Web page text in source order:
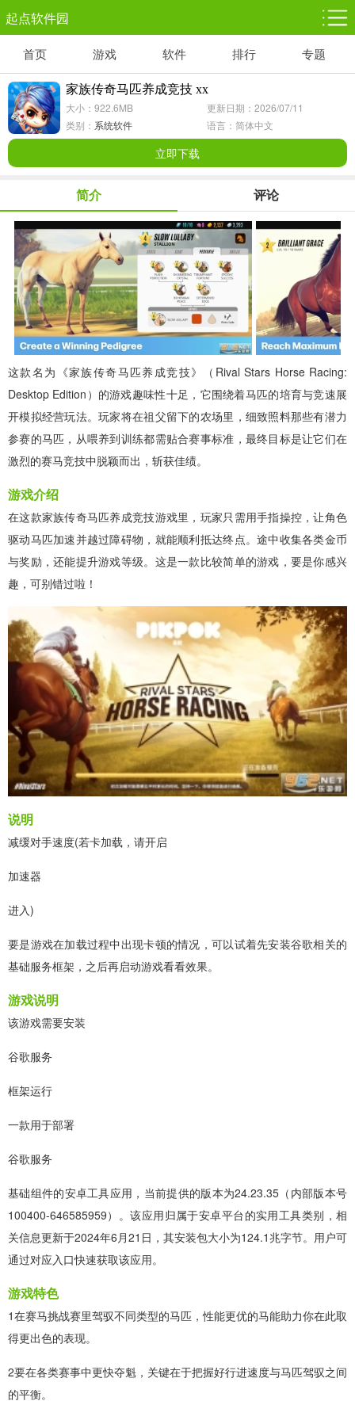
起点软件园
塔防游戏
1千+款游戏
休闲益智
1万+款游戏
体育竞技
5百+款游戏
角色扮演
3千+款游戏
3百+款游戏
动作射击
3百+款游戏
首页 游戏 软件 排行 专题
家族传奇马匹养成竞技 xx
大小：922.6MB
更新日期：2026/07/11
类别： 系统软件 语言：简体中文
立即下载
简介 评论
这款名为《家族传奇马匹养成竞技》（Rival Stars Horse Racing:
Desktop Edition）的游戏趣味性十足，它围绕着马匹的培育与竞速展
开模拟经营玩法。玩家将在祖父留下的农场里，细致照料那些有潜力
参赛的马匹，从喂养到训练都需贴合赛事标准，最终目标是让它们在
激烈的赛马竞技中脱颖而出，斩获佳绩。
游戏介绍
在这款家族传奇马匹养成竞技游戏里，玩家只需用手指操控，让角色
驱动马匹加速并越过障碍物，就能顺利抵达终点。途中收集各类金币
与奖励，还能提升游戏等级。这是一款比较简单的游戏，要是你感兴
趣，可别错过啦！
说明
减缓对手速度(若卡加载，请开启
加速器
进入)
要是游戏在加载过程中出现卡顿的情况，可以试着先安装谷歌相关的
基础服务框架，之后再启动游戏看看效果。
游戏说明
该游戏需要安装
谷歌服务
框架运行
一款用于部署
谷歌服务
基础组件的安卓工具应用，当前提供的版本为24.23.35（内部版本号
100400-646585959）。该应用归属于安卓平台的实用工具类别，相
关信息更新于2024年6月21日，其安装包大小为124.1兆字节。用户可
通过对应入口快速获取该应用。
游戏特色
1在赛马挑战赛里驾驭不同类型的马匹，性能更优的马能助力你在此取
得更出色的表现。
2要在各类赛事中更快夺魁，关键在于把握好行进速度与马匹驾驭之间
的平衡。